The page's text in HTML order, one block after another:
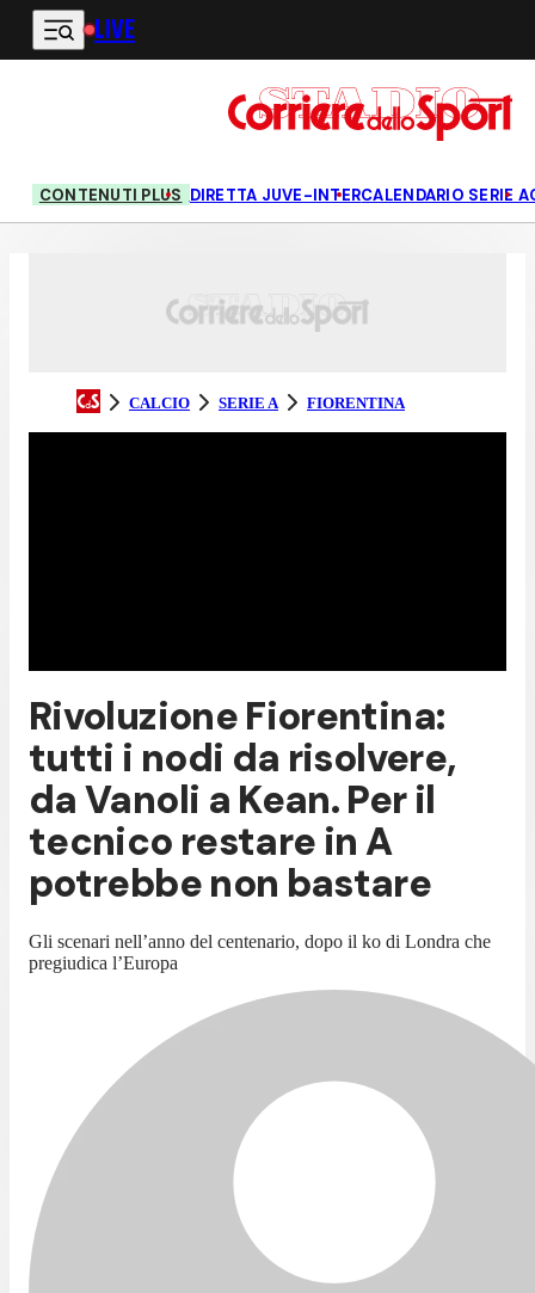
Vai al contenuto principale
LIVE
CONTENUTI PLUS DIRETTA JUVE-INTERCALENDARIO SERIE A
CALCIO SERIE A FIORENTINA
Rivoluzione Fiorentina:
tutti i nodi da risolvere,
da Vanoli a Kean. Per il
tecnico restare in A
potrebbe non bastare
Gli scenari nell’anno del centenario, dopo il ko di Londra che
pregiudica l’Europa